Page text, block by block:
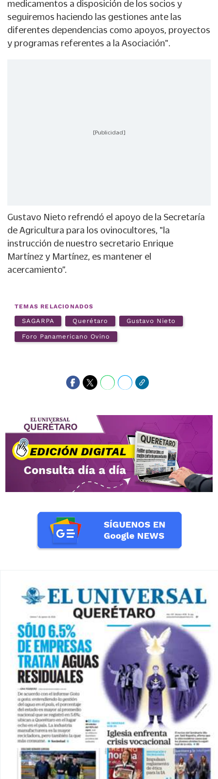
medicamentos a disposición de los socios y
seguiremos haciendo las gestiones ante las
diferentes dependencias como apoyos, proyectos
y programas referentes a la Asociación".
[Publicidad]
Gustavo Nieto refrendó el apoyo de la Secretaría
de Agricultura para los ovinocultores, "la
instrucción de nuestro secretario Enrique
Martínez y Martínez, es mantener el
acercamiento”.
TEMAS RELACIONADOS
SAGARPA Querétaro Gustavo Nieto
Foro Panamericano Ovino